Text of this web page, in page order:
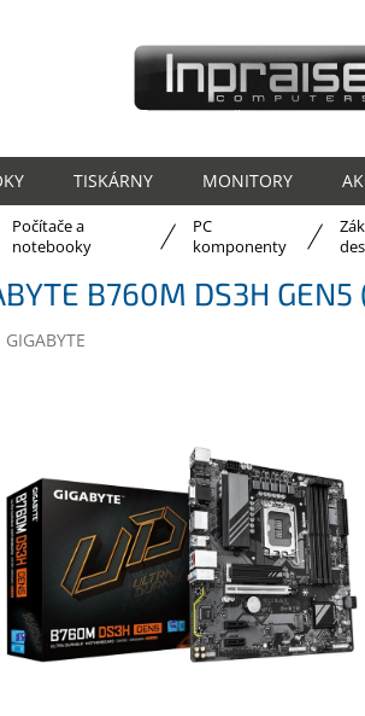
TISKÁRNY MONITORY
Počítače a
notebooky
PC
komponenty
B760M DS3H
GIGABYTE